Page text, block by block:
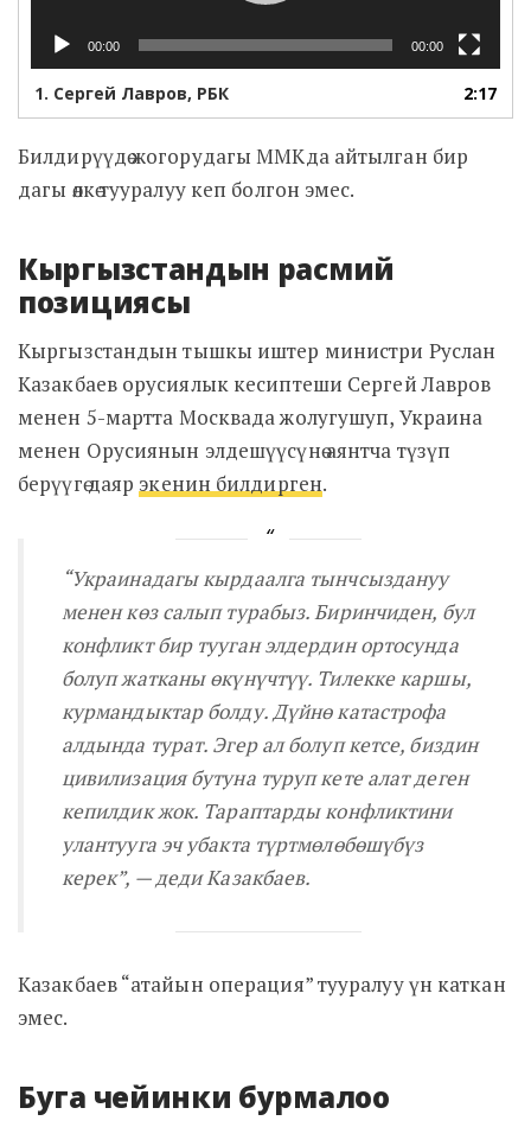
00:00 00:00
1. Сергей Лавров, РБК 2:17
Билдирүүдө жогорудагы ММКда айтылган бир
дагы өлкө тууралуу кеп болгон эмес.
Кыргызстандын расмий
позициясы
Кыргызстандын тышкы иштер министри Руслан
Казакбаев орусиялык кесиптеши Сергей Лавров
менен 5-мартта Москвада жолугушуп, Украина
менен Орусиянын элдешүүсүнө аянтча түзүп
берүүгө даяр экенин билдирген.
“Украинадагы кырдаалга тынчсыздануу
менен көз салып турабыз. Биринчиден, бул
конфликт бир тууган элдердин ортосунда
болуп жатканы өкүнүчтүү. Тилекке каршы,
курмандыктар болду. Дүйнө катастрофа
алдында турат. Эгер ал болуп кетсе, биздин
цивилизация бутуна туруп кете алат деген
кепилдик жок. Тараптарды конфликтини
улантууга эч убакта түртмөлөбөшүбүз
керек”, — деди Казакбаев.
Казакбаев “атайын операция” тууралуу үн каткан
эмес.
Буга чейинки бурмалоо